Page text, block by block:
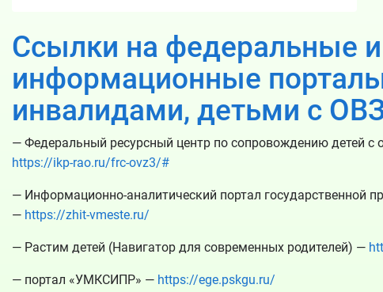
Ссылки на федеральные
информационные
инвалидами, детьми с
— Федеральный ресурсный центр по сопровождению детей
https://ikp-rao.ru/frc-ovz3/#
— Информационно-аналитический портал государственной
— https://zhit-vmeste.ru/
— Растим детей (Навигатор для современных родителей) —
— портал «УМКСИПР» — https://ege.pskgu.ru/